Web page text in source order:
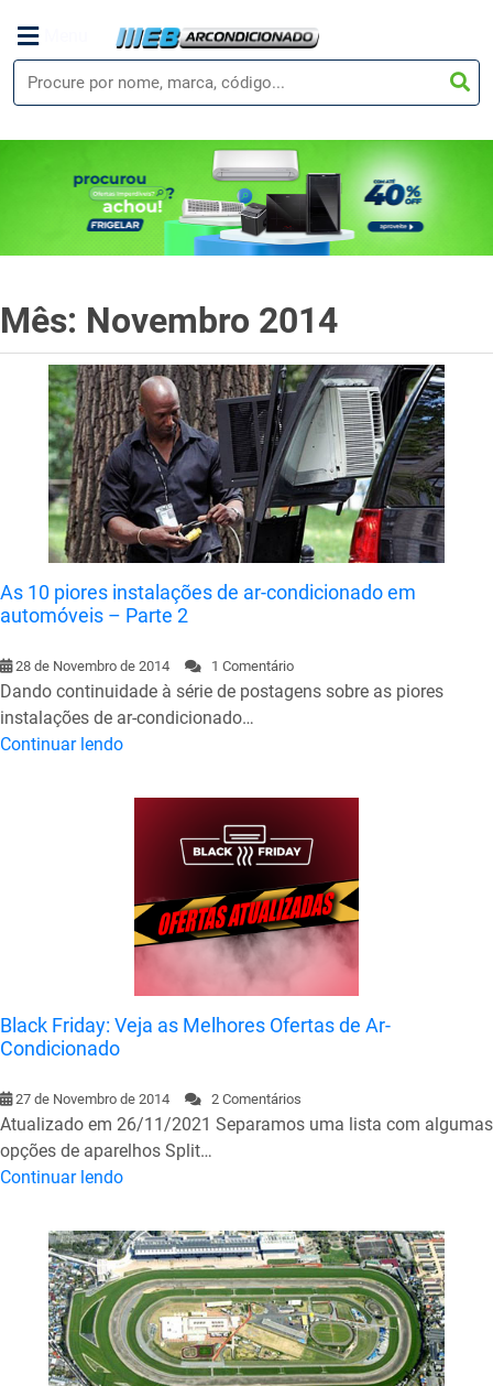
Mês: Novembro 2014
As 10 piores instalações de ar-condicionado em
automóveis – Parte 2
28 de Novembro de 2014 1 Comentário
Dando continuidade à série de postagens sobre as piores
instalações de ar-condicionado…
Continuar lendo
Black Friday: Veja as Melhores Ofertas de Ar-
Condicionado
27 de Novembro de 2014 2 Comentários
Atualizado em 26/11/2021 Separamos uma lista com algumas
opções de aparelhos Split…
Continuar lendo